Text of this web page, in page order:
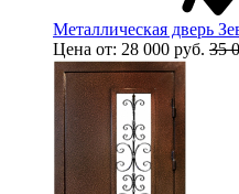
Металлическая дверь
Цена от: 28 000 руб. 35